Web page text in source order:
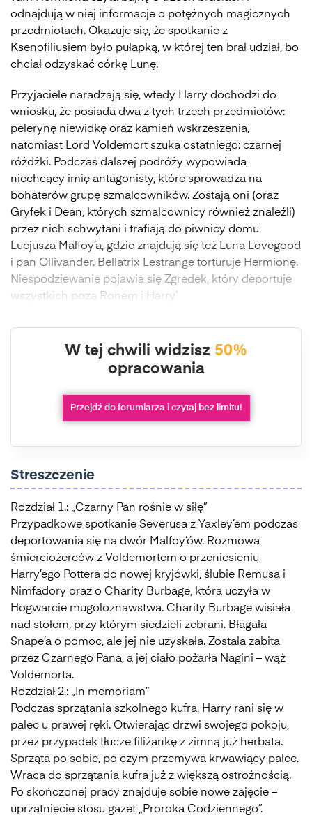
odnajdują w niej informacje o potężnych magicznych
przedmiotach. Okazuje się, że spotkanie z
Ksenofiliusiem było pułapką, w której ten brał udział, bo
chciał odzyskać córkę Lunę.
Przyjaciele naradzają się, wtedy Harry dochodzi do
wniosku, że posiada dwa z tych trzech przedmiotów:
pelerynę niewidkę oraz kamień wskrzeszenia,
natomiast Lord Voldemort szuka ostatniego: czarnej
różdżki. Podczas dalszej podróży wypowiada
niechcący imię antagonisty, które sprowadza na
bohaterów grupę szmalcowników. Zostają oni (oraz
Gryfek i Dean, których szmalcownicy również znaleźli)
przez nich schwytani i trafiają do piwnicy domu
Lucjusza Malfoy’a, gdzie znajdują się też Luna Lovegood
i pan Ollivander. Bellatrix Lestrange torturuje Hermionę.
Niespodziewanie pojawia się Zgredek, który deportuje
wszystkich poza Ronem i Harry’
W tej chwili widzisz 50%
opracowania
Przejdź do forumlarza i czytaj bez limitu!
Streszczenie
Rozdział 1.: „Czarny Pan rośnie w siłę”
Przypadkowe spotkanie Severusa z Yaxley’em podczas
deportowania się na dwór Malfoy’ów. Rozmowa
śmierciożerców z Voldemortem o przeniesieniu
Harry’ego Pottera do nowej kryjówki, ślubie Remusa i
Nimfadory oraz o Charity Burbage, która uczyła w
Hogwarcie mugoloznawstwa. Charity Burbage wisiała
nad stołem, przy którym siedzieli zebrani. Błagała
Snape’a o pomoc, ale jej nie uzyskała. Została zabita
przez Czarnego Pana, a jej ciało pożarła Nagini – wąż
Voldemorta.
Rozdział 2.: „In memoriam”
Podczas sprzątania szkolnego kufra, Harry rani się w
palec u prawej ręki. Otwierając drzwi swojego pokoju,
przez przypadek tłucze filiżankę z zimną już herbatą.
Sprząta po sobie, po czym przemywa krwawiący palec.
Wraca do sprzątania kufra już z większą ostrożnością.
Po skończonej pracy znajduje sobie nowe zajęcie –
uprzątnięcie stosu gazet „Proroka Codziennego”.